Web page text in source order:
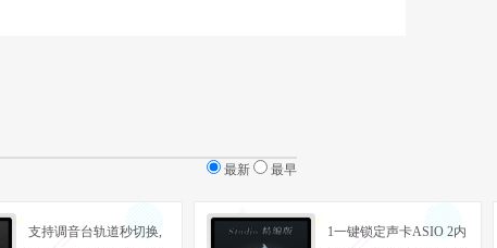
最新 最早
支持调音台轨道秒切换,
1一键锁定声卡ASIO 2内